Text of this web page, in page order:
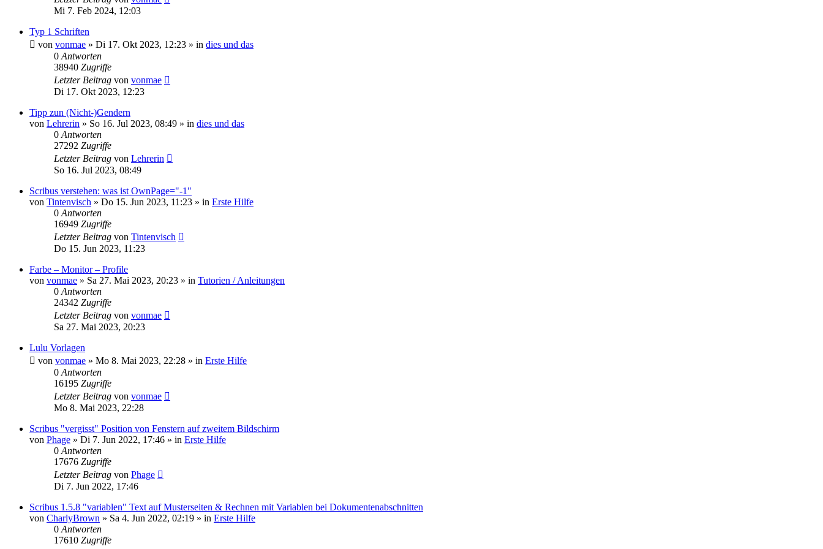
Mi 7. Feb 2024, 12:03
Typ 1 Schriften
von vonmae » Di 17. Okt 2023, 12:23 » in dies und das
0 Antworten
38940 Zugriffe
Letzter Beitrag von vonmae
Di 17. Okt 2023, 12:23
Tipp zun (Nicht-)Gendern
von Lehrerin » So 16. Jul 2023, 08:49 » in dies und das
0 Antworten
27292 Zugriffe
Letzter Beitrag von Lehrerin
So 16. Jul 2023, 08:49
Scribus verstehen: was ist OwnPage="-1"
von Tintenvisch » Do 15. Jun 2023, 11:23 » in Erste Hilfe
0 Antworten
16949 Zugriffe
Letzter Beitrag von Tintenvisch
Do 15. Jun 2023, 11:23
Farbe – Monitor – Profile
von vonmae » Sa 27. Mai 2023, 20:23 » in Tutorien / Anleitungen
0 Antworten
24342 Zugriffe
Letzter Beitrag von vonmae
Sa 27. Mai 2023, 20:23
Lulu Vorlagen
von vonmae » Mo 8. Mai 2023, 22:28 » in Erste Hilfe
0 Antworten
16195 Zugriffe
Letzter Beitrag von vonmae
Mo 8. Mai 2023, 22:28
Scribus "vergisst" Position von Fenstern auf zweitem Bildschirm
von Phage » Di 7. Jun 2022, 17:46 » in Erste Hilfe
0 Antworten
17676 Zugriffe
Letzter Beitrag von Phage
Di 7. Jun 2022, 17:46
Scribus 1.5.8 "variablen" Text auf Musterseiten & Rechnen mit Variablen bei Dokumentenabschnitten
von CharlyBrown » Sa 4. Jun 2022, 02:19 » in Erste Hilfe
0 Antworten
17610 Zugriffe